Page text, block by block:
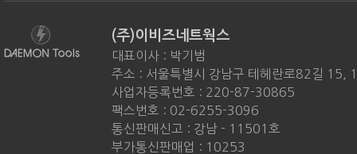
(주)이비즈네트웍스
대표이사 : 박기범
주소 : 서울특별시 강남구 테헤란로82길 15,
사업자등록번호 : 220-87-30865
팩스번호 : 02-6255-3096
통신판매신고 : 강남 - 11501호
부가통신판매업 : 10253